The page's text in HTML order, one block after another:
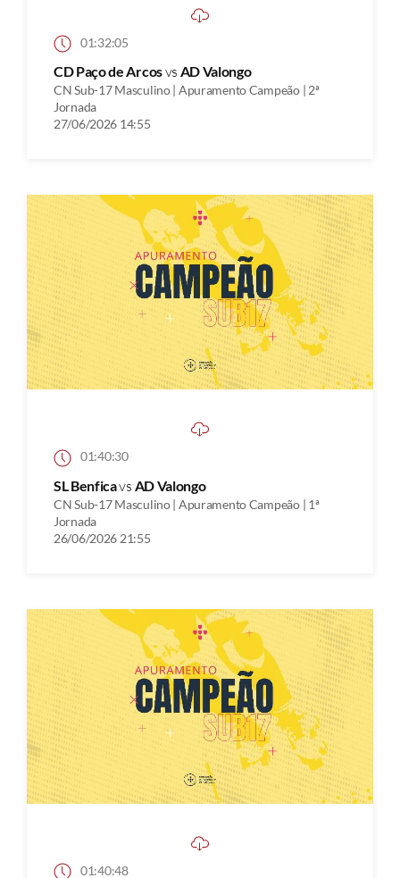
01:32:05
CD Paço de Arcosvs AD Valongo
CN Sub-17 Masculino | Apuramento Campeão | 2ª
Jornada
27/06/2026 14:55
01:40:30
SL Benficavs AD Valongo
CN Sub-17 Masculino | Apuramento Campeão | 1ª
Jornada
26/06/2026 21:55
01:40:48